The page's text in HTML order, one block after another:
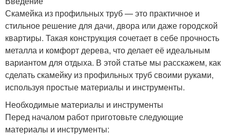
Скамейка из профильных труб — это практичное и
стильное решение для дачи, двора или даже городской
квартиры. Такая конструкция сочетает в себе прочность
металла и комфорт дерева, что делает её идеальным
вариантом для отдыха. В этой статье мы расскажем, как
сделать скамейку из профильных труб своими руками,
используя простые материалы и инструменты.
Необходимые материалы и инструменты
Перед началом работ приготовьте следующие
материалы и инструменты: